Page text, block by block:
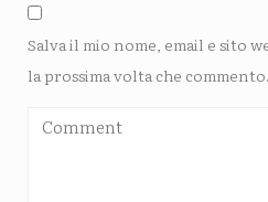
Salva il mio nome, email e sito
la prossima volta che commento.